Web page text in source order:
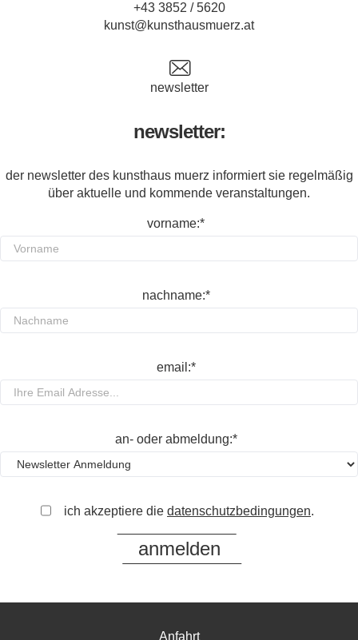
+43 3852 / 5620
kunst@kunsthausmuerz.at
newsletter
newsletter:
der newsletter des kunsthaus muerz informiert sie regelmäßig
über aktuelle und kommende veranstaltungen.
vorname:*
nachname:*
email:*
an- oder abmeldung:*
ich akzeptiere die datenschutzbedingungen.
Anfahrt